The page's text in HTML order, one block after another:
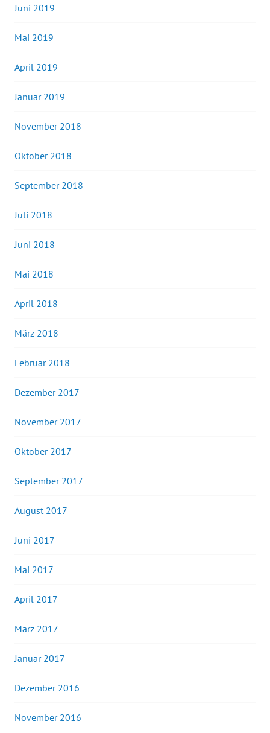
Juni 2019
Mai 2019
April 2019
Januar 2019
November 2018
Oktober 2018
September 2018
Juli 2018
Juni 2018
Mai 2018
April 2018
März 2018
Februar 2018
Dezember 2017
November 2017
Oktober 2017
September 2017
August 2017
Juni 2017
Mai 2017
April 2017
März 2017
Januar 2017
Dezember 2016
November 2016